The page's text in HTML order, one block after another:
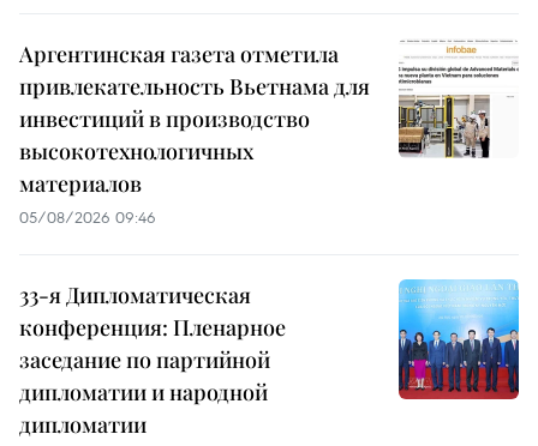
Аргентинская газета отметила
привлекательность Вьетнама для
инвестиций в производство
высокотехнологичных
материалов
05/08/2026 09:46
33-я Дипломатическая
конференция: Пленарное
заседание по партийной
дипломатии и народной
дипломатии